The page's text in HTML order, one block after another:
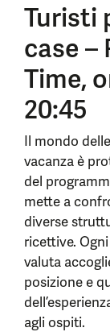
Turisti
case –
Time,
20:45
Il mondo
vacanza è
del
mette a
diverse
ricettive.
valuta
posizione e
agli ospiti.